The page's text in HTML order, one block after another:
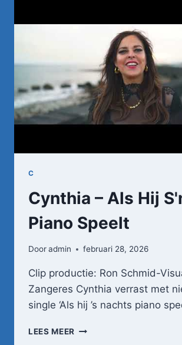
C
Cynthia – Als Hij
Piano Speelt
Dooradmin februari 28, 2026
Clip productie: Ron Schmid-
Zangeres Cynthia verrast met
single ‘Als hij ’s nachts piano
LEES MEER CYNTHIA